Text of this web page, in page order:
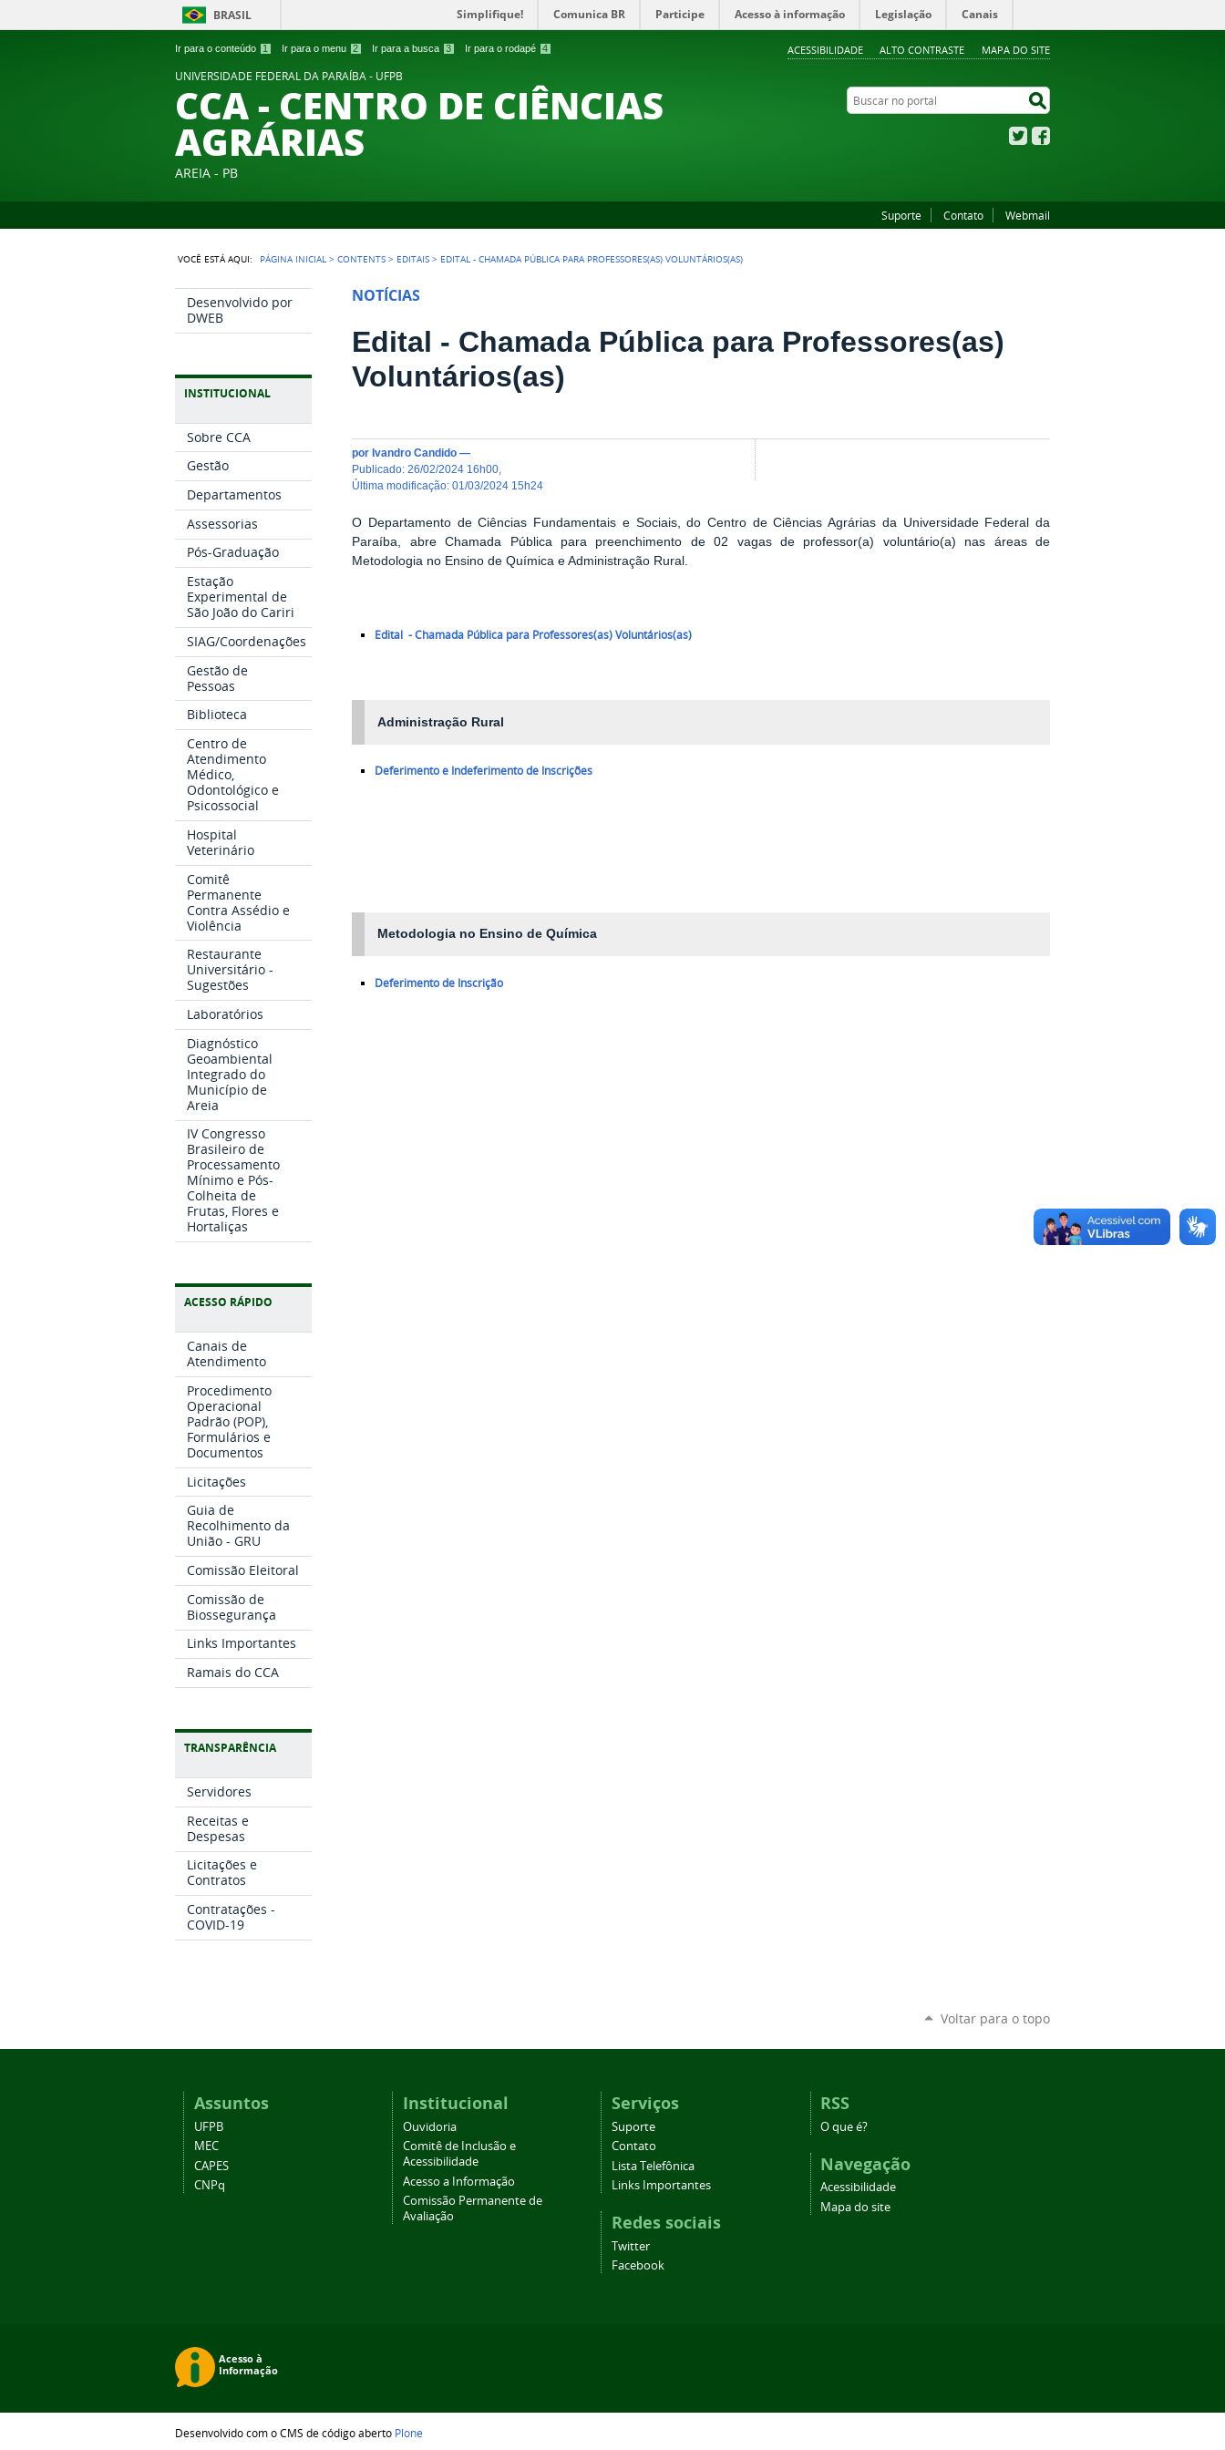
Ir para o conteúdo 1 Ir para o menu 2 Ir para a busca 3 Ir para o rodapé 4 ACESSIBILIDADE ALTO CONTRASTE MAPA DO SITE
BRASIL Simplifique! Comunica BR Participe Acesso à informação Legislação Canais
UNIVERSIDADE FEDERAL DA PARAÍBA - UFPB
CCA - CENTRO DE CIÊNCIAS
AGRÁRIAS
AREIA - PB
Buscar no portal
Twitter
Suporte Contato Webmail
VOCÊ ESTÁ AQUI: PÁGINA INICIAL >CONTENTS > EDITAIS > EDITAL - CHAMADA PÚBLICA PARA PROFESSORES(AS) VOLUNTÁRIOS(AS)
Desenvolvido por
DWEB
INSTITUCIONAL
Sobre CCA
Gestão
Departamentos
Assessorias
Pós-Graduação
Estação
Experimental de
São João do Cariri
SIAG/Coordenações
Gestão de
Pessoas
Biblioteca
Centro de
Atendimento
Médico,
Odontológico e
Psicossocial
Hospital
Veterinário
Comitê
Permanente
Contra Assédio e
Violência
Restaurante
Universitário -
Sugestões
Laboratórios
Diagnóstico
Geoambiental
Integrado do
Município de
Areia
IV Congresso
Brasileiro de
Processamento
Mínimo e Pós-
Colheita de
Frutas, Flores e
Hortaliças
ACESSO RÁPIDO
Canais de
Atendimento
Procedimento
Operacional
Padrão (POP),
Formulários e
Documentos
Licitações
Guia de
Recolhimento da
União - GRU
Comissão Eleitoral
Comissão de
Biossegurança
Links Importantes
Ramais do CCA
TRANSPARÊNCIA
Servidores
Receitas e
Despesas
Licitações e
Contratos
Contratações -
COVID-19
NOTÍCIAS
Edital - Chamada Pública para Professores(as)
Voluntários(as)
por Ivandro Candido —
publicado:26/02/2024 16h00
última modificação:01/03/2024 15h24
O Departamento de Ciências Fundamentais e Sociais, do Centro de Ciências Agrárias da Universidade Federal da
Paraíba, abre Chamada Pública para preenchimento de 02 vagas de professor(a) voluntário(a) nas áreas de
Metodologia no Ensino de Química e Administração Rural.
Edital - Chamada Pública para Professores(as) Voluntários(as)
Administração Rural
Deferimento e Indeferimento de Inscrições
Metodologia no Ensino de Química
Deferimento de Inscrição
Voltar para o topo
Assuntos
UFPB
MEC
CAPES
CNPq
Institucional
Ouvidoria
Comitê de Inclusão e
Acessibilidade
Acesso a Informação
Comissão Permanente de
Avaliação
Serviços
Suporte
Contato
Lista Telefônica
Links Importantes
Redes sociais
Twitter
Facebook
RSS
O que é?
Navegação
Acessibilidade
Mapa do site
Desenvolvido com o CMS de código aberto Plone